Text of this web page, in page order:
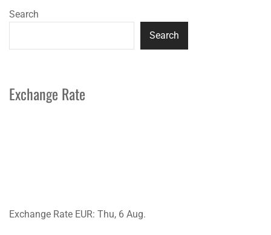
Search
Search
Exchange Rate
Exchange Rate EUR: Thu, 6 Aug.